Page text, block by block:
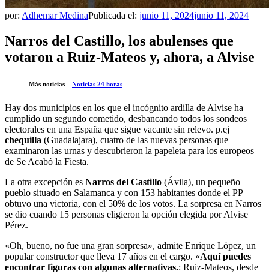
por: Adhemar MedinaPublicada el: junio 11, 2024junio 11, 2024
Narros del Castillo, los abulenses que
votaron a Ruiz-Mateos y, ahora, a Alvise
Más noticias – Noticias 24 horas
Hay dos municipios en los que el incógnito ardilla de Alvise ha
cumplido un segundo cometido, desbancando todos los sondeos
electorales en una España que sigue vacante sin relevo. p.ej
chequilla (Guadalajara), cuatro de las nuevas personas que
examinaron las urnas y descubrieron la papeleta para los europeos
de Se Acabó la Fiesta.
La otra excepción es Narros del Castillo (Ávila), un pequeño
pueblo situado en Salamanca y con 153 habitantes donde el PP
obtuvo una victoria, con el 50% de los votos. La sorpresa en Narros
se dio cuando 15 personas eligieron la opción elegida por Alvise
Pérez.
«Oh, bueno, no fue una gran sorpresa», admite Enrique López, un
popular constructor que lleva 17 años en el cargo. «Aquí puedes
encontrar figuras con algunas alternativas.: Ruiz-Mateos, desde